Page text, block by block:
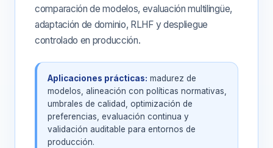
comparación de modelos, evaluación multilingüe,
adaptación de dominio, RLHF y despliegue
controlado en producción.
Aplicaciones prácticas: madurez de
modelos, alineación con políticas normativas,
umbrales de calidad, optimización de
preferencias, evaluación continua y
validación auditable para entornos de
producción.